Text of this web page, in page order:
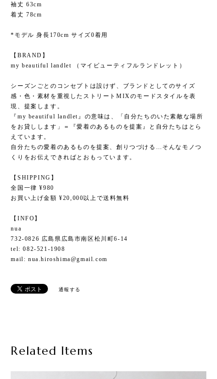
袖丈 63cm
着丈 78cm
*モデル 身長170cm サイズ0着用
【BRAND】
my beautiful landlet （マイビューティフルランドレット）
シーズンごとのコンセプトは設けず、ブランドとしてのサイズ
感・色・素材を重視したストリートMIXのモードスタイルを表
現、提案します。
『my beautiful landlet』の意味は、「自分たちのいた素敵な場所
をお貸しします」＝『愛着のあるものを提案』と自分たちはとら
えています。
自分たちの愛着のあるものを提案、創りつづける…そんなモノつ
くりをお伝えできればとおもっています。
【SHIPPING】
全国一律 ¥980
お買い上げ金額 ¥20,000以上で送料無料
【INFO】
nua
732-0826 広島県広島市南区松川町6-14
tel: 082-521-1908
mail: nua.hiroshima@gmail.com
通報する
Related Items